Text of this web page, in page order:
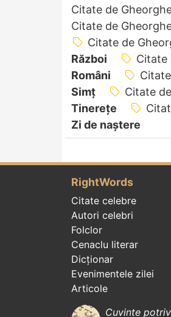
Citate de
Citate de
Citate de
Război
Citate
Români
Simț
Citate
Tinerețe
Zi de naștere
RightWords
Citate celebre
Autori celebri
Folclor
Cenaclu literar
Dicționar
Evenimentele zilei
Articole
Cuvinte